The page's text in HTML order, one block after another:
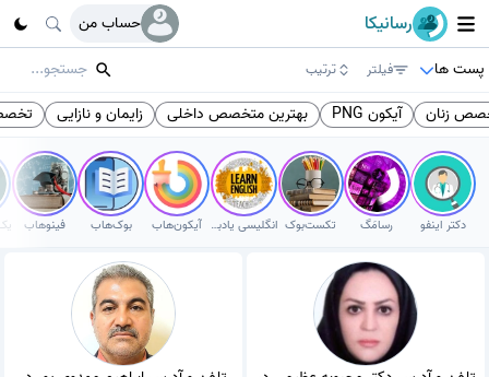
رسانیکا
حساب من
پست ها
فیلتر ترتیب
زنان آیکون PNG بهترین متخصص داخلی زایمان و نازایی
دکتر اینفو رسامَگ تکست‌بوک انگلیسی یادبگیر آیکون‌هاب بوک‌هاب فینوهاب